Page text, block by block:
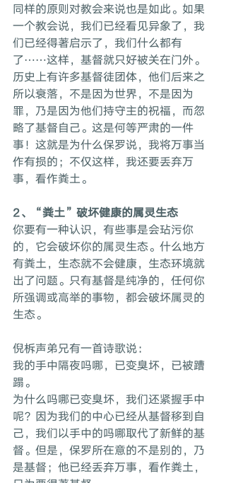
同样的原则对教会来说也是如此。如果
一个教会说，我们已经看见异象了，我
们已经得著启示了，我们什么都有
了⋯⋯这样，基督就只好被关在门外。
历史上有许多基督徒团体，他们后来之
所以衰落，不是因为世界，不是因为
罪，乃是因为他们持守主的祝福，而忽
略了基督自己。这是何等严肃的一件
事！这就是为什么保罗说，我将万事当
作有损的；不仅这样，我还要丢弃万
事，看作粪土。
2、“粪土”破坏健康的属灵生态
你要有一种认识，有些事是会玷污你
的，它会破坏你的属灵生态。什么地方
有粪土，生态就不会健康，生态环境就
出了问题。只有基督是纯净的，任何你
所强调或高举的事物，都会破坏属灵的
生态。
倪柝声弟兄有一首诗歌说：
我的手中隔夜吗哪，已变臭坏，已被蹧
蹋。
为什么吗哪已变臭坏，我们还紧握手中
呢？因为我们的中心已经从基督移到自
己，我们以手中的吗哪取代了新鲜的基
督。但是，保罗所在意的不是别的，乃
是基督；他已经丢弃万事，看作粪土，